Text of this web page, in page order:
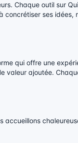
Chaque outil sur
concrétiser ses idées,
qui offre une
valeur ajoutée.
accueillons